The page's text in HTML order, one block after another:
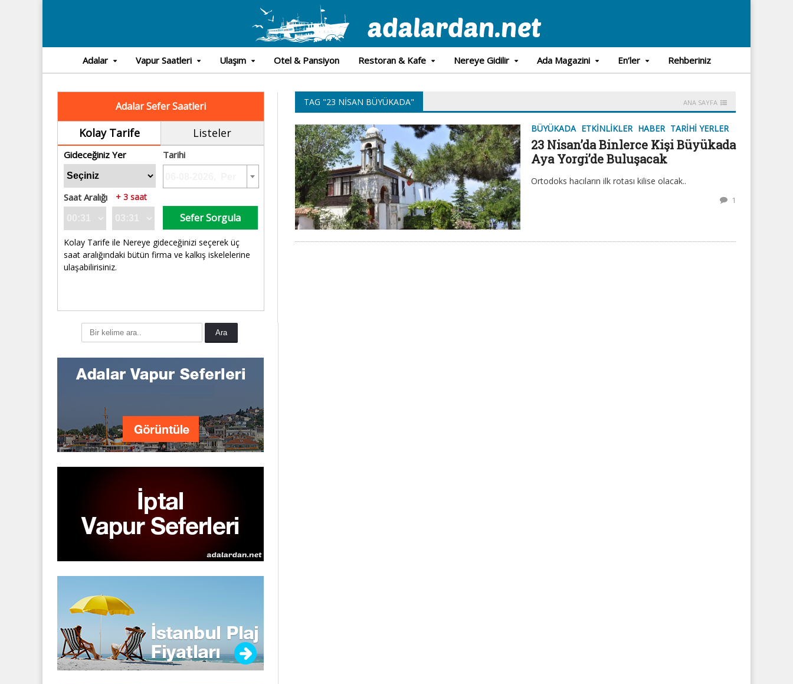
Adalar Vapur Saatleri Ulaşım Otel & Pansiyon Restoran & Kafe Nereye Gidilir Ada Magazini En’ler Rehberiniz
Adalar Sefer Saatleri
Kolay Tarife Listeler
Gideceğiniz Yer Tarihi
Saat Aralığı + 3 saat
Sefer Sorgula
Kolay Tarife ile Nereye gideceğinizi seçerek üç
saat aralığındaki bütün firma ve kalkış iskelelerine
ulaşabilirisiniz.
TAG "23 NISAN BÜYÜKADA" ANA SAYFA
BÜYÜKADA ETKINLIKLER HABER TARIHI YERLER
23 Nisan’da Binlerce Kişi Büyükada
Aya Yorgi’de Buluşacak
Ortodoks hacıların ilk rotası kilise olacak..
1